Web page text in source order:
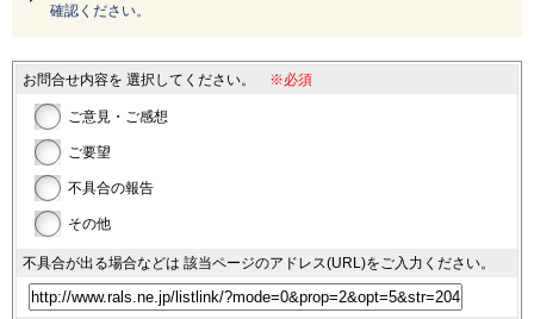
確認ください。
お問合せ内容を 選択してください。 ※必須
ご意見・ご感想
ご要望
不具合の報告
その他
不具合が出る場合などは 該当ページのアドレス(URL)をご入力ください。